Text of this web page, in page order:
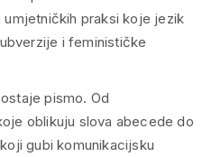
praksi koje jezik
i feminističke
pismo. Od
oblikuju slova abecede do
gubi komunikacijsku